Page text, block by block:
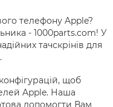
телефону Apple?
- 1000parts.com! У
тачскрінів для
щоб
Apple. Наша
допомогти Вам